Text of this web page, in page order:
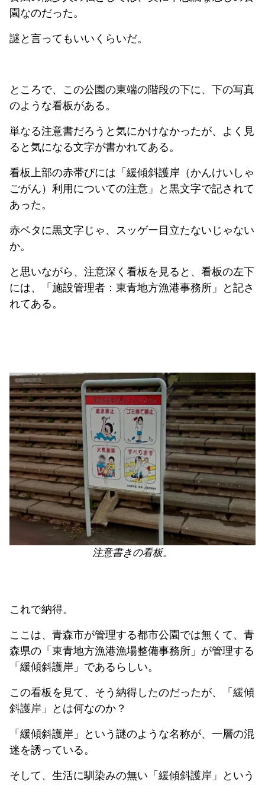
園なのだった。
謎と言ってもいいくらいだ。
ところで、この公園の東端の階段の下に、下の写真
のような看板がある。
単なる注意書だろうと気にかけなかったが、よく見
ると気になる文字が書かれてある。
看板上部の赤帯びには「緩傾斜護岸（かんけいしゃ
ごがん）利用についての注意」と黒文字で記されて
あった。
赤ベタに黒文字じゃ、スッゲー目立たないじゃない
か。
と思いながら、注意深く看板を見ると、看板の左下
には、「施設管理者：東青地方漁港事務所」と記さ
れてある。
注意書きの看板。
これで納得。
ここは、青森市が管理する都市公園では無くて、青
森県の「東青地方漁港漁場整備事務所」が管理する
「緩傾斜護岸」であるらしい。
この看板を見て、そう納得したのだったが、「緩傾
斜護岸」とは何なのか？
「緩傾斜護岸」という謎のような名称が、一層の混
迷を誘っている。
そして、生活に馴染みの無い「緩傾斜護岸」という